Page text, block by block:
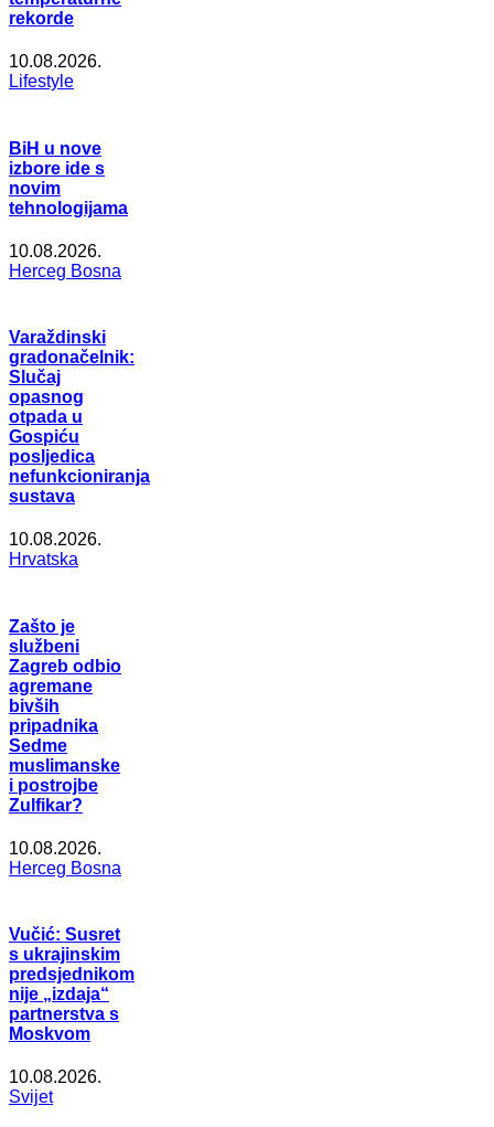
rekorde
10.08.2026.
Lifestyle
BiH u nove
izbore ide s
novim
tehnologijama
10.08.2026.
Herceg Bosna
Varaždinski
gradonačelnik:
Slučaj
opasnog
otpada u
Gospiću
posljedica
nefunkcioniranja
sustava
10.08.2026.
Hrvatska
Zašto je
službeni
Zagreb odbio
agremane
bivših
pripadnika
Sedme
muslimanske
i postrojbe
Zulfikar?
10.08.2026.
Herceg Bosna
Vučić: Susret
s ukrajinskim
predsjednikom
nije „izdaja“
partnerstva s
Moskvom
10.08.2026.
Svijet